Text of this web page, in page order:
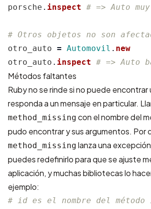
porsche . inspect # => Auto
# Otros objetos no son
otro_auto = Automovil . new
otro_auto . inspect # => Auto
Métodos faltantes
Ruby no se rinde si no puede
responda a un mensaje en particular.
method_missing con el nombre del
pudo encontrar y sus argumentos. Por
method_missing lanza una
puedes redefinirlo para que se ajuste
aplicación, y muchas bibliotecas lo
ejemplo:
# id es el nombre del